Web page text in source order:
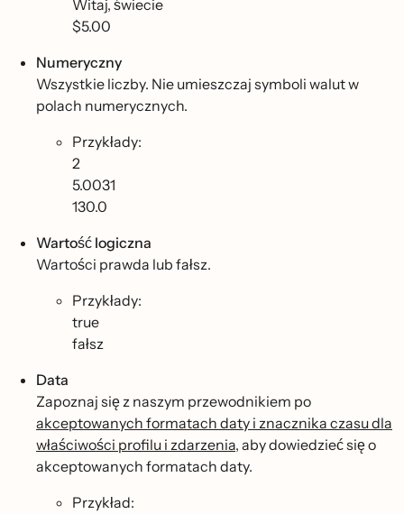
Witaj, świecie
$5.00
Numeryczny
Wszystkie liczby. Nie umieszczaj symboli walut w
polach numerycznych.
Przykłady:
2
5.0031
130.0
Wartość logiczna
Wartości prawda lub fałsz.
Przykłady:
true
fałsz
Data
Zapoznaj się z naszym przewodnikiem po
akceptowanych formatach daty i znacznika czasu dla
właściwości profilu i zdarzenia, aby dowiedzieć się o
akceptowanych formatach daty.
Przykład: